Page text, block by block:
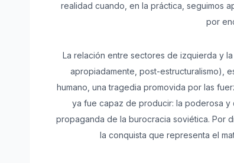
realidad cuando, en la práctica, seguimos
por
La relación entre sectores de izquierda y
apropiadamente, post-estructuralismo),
humano, una tragedia promovida por las
ya fue capaz de producir: la poderosa y
propaganda de la burocracia soviética. Por
la conquista que representa el